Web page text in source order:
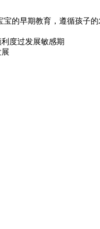
宝的早期教育，遵循孩子
度过发展敏感期